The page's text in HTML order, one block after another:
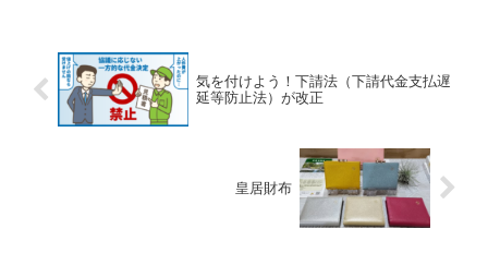
気を付けよう！下請法（下請代金支払遅
延等防止法）が改正
皇居財布